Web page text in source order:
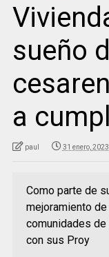
sueño
a
paul 31 enero,
Como parte de
mejoramiento
comunidades de
con sus Proy